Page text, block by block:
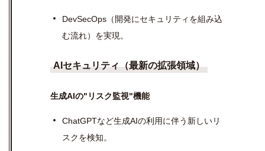
DevSecOps（開発にセキュリティを組み込
む流れ）を実現。
AIセキュリティ（最新の拡張領域）
生成AIの"リスク監視"機能
ChatGPTなど生成AIの利用に伴う新しいリ
スクを検知。